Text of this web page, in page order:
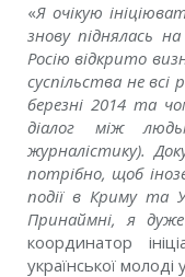
«Я очікую
знову піднялась
Росію відкрито
суспільства не
березні 2014 та
діалог між
журналістику).
потрібно, щоб
події в Криму та
Принаймні, я
координатор
української молоді